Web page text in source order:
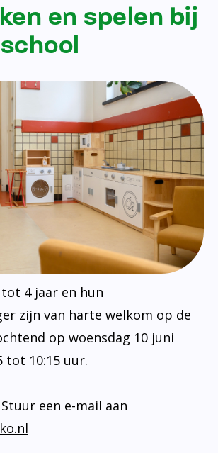
en spelen bij
4 jaar en hun
zijn van harte welkom op de
op woensdag 10 juni
tot 10:15 uur.
een e-mail aan